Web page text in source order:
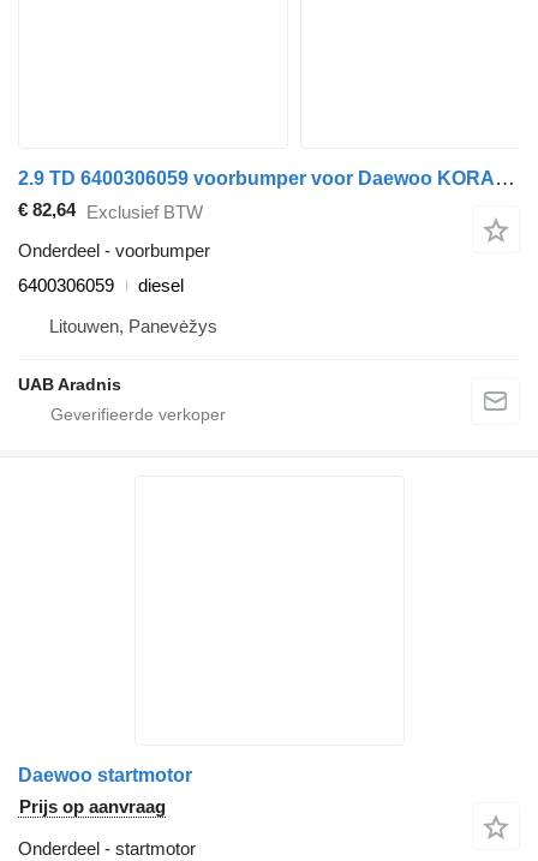
2.9 TD 6400306059 voorbumper voor Daewoo KORANDO (KJ) auto
€ 82,64 Exclusief BTW
Onderdeel - voorbumper
6400306059
diesel
Litouwen, Panevėžys
UAB Aradnis
Daewoo startmotor
Prijs op aanvraag
Onderdeel - startmotor